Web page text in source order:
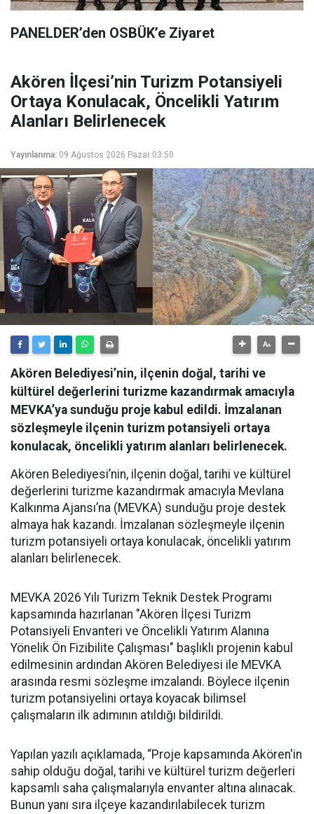
PANELDER’den OSBÜK’e Ziyaret
Akören İlçesi’nin Turizm Potansiyeli
Ortaya Konulacak, Öncelikli Yatırım
Alanları Belirlenecek
Yayınlanma: 09 Ağustos 2026 Pazar 03:50
Akören Belediyesi’nin, ilçenin doğal, tarihi ve
kültürel değerlerini turizme kazandırmak amacıyla
MEVKA’ya sunduğu proje kabul edildi. İmzalanan
sözleşmeyle ilçenin turizm potansiyeli ortaya
konulacak, öncelikli yatırım alanları belirlenecek.
Akören Belediyesi’nin, ilçenin doğal, tarihi ve kültürel
değerlerini turizme kazandırmak amacıyla Mevlana
Kalkınma Ajansı’na (MEVKA) sunduğu proje destek
almaya hak kazandı. İmzalanan sözleşmeyle ilçenin
turizm potansiyeli ortaya konulacak, öncelikli yatırım
alanları belirlenecek.
MEVKA 2026 Yılı Turizm Teknik Destek Programı
kapsamında hazırlanan "Akören İlçesi Turizm
Potansiyeli Envanteri ve Öncelikli Yatırım Alanına
Yönelik Ön Fizibilite Çalışması" başlıklı projenin kabul
edilmesinin ardından Akören Belediyesi ile MEVKA
arasında resmi sözleşme imzalandı. Böylece ilçenin
turizm potansiyelini ortaya koyacak bilimsel
çalışmaların ilk adımının atıldığı bildirildi.
Yapılan yazılı açıklamada, “Proje kapsamında Akören'in
sahip olduğu doğal, tarihi ve kültürel turizm değerleri
kapsamlı saha çalışmalarıyla envanter altına alınacak.
Bunun yanı sıra ilçeye kazandırılabilecek turizm